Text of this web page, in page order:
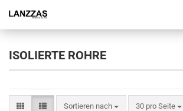
ISOLIERTE ROHRE
Sortieren nach
Sortieren nach 30 pro Seite
pro Seite